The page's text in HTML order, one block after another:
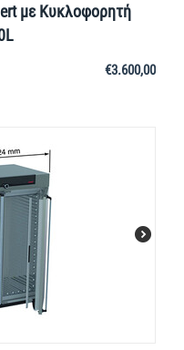
με Κυκλοφορητή
€3.600,00